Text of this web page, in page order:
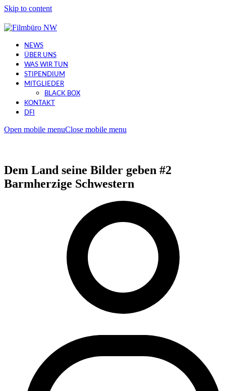
Skip to content
NEWS
ÜBER UNS
WAS WIR TUN
STIPENDIUM
MITGLIEDER
BLACK BOX
KONTAKT
DFI
Open mobile menuClose mobile menu
Dem Land seine Bilder geben #2
Barmherzige Schwestern